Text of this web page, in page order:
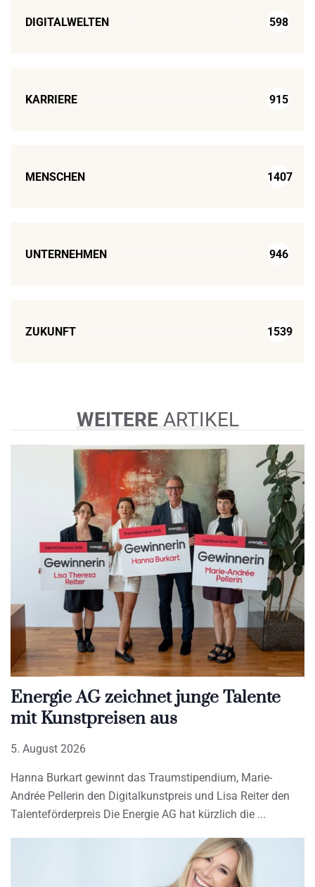
DIGITALWELTEN 598
KARRIERE 915
MENSCHEN 1407
UNTERNEHMEN 946
ZUKUNFT 1539
WEITEREARTIKEL
Energie AG zeichnet junge Talente
mit Kunstpreisen aus
5. August 2026
Hanna Burkart gewinnt das Traumstipendium, Marie-
Andrée Pellerin den Digitalkunstpreis und Lisa Reiter den
Talenteförderpreis Die Energie AG hat kürzlich die